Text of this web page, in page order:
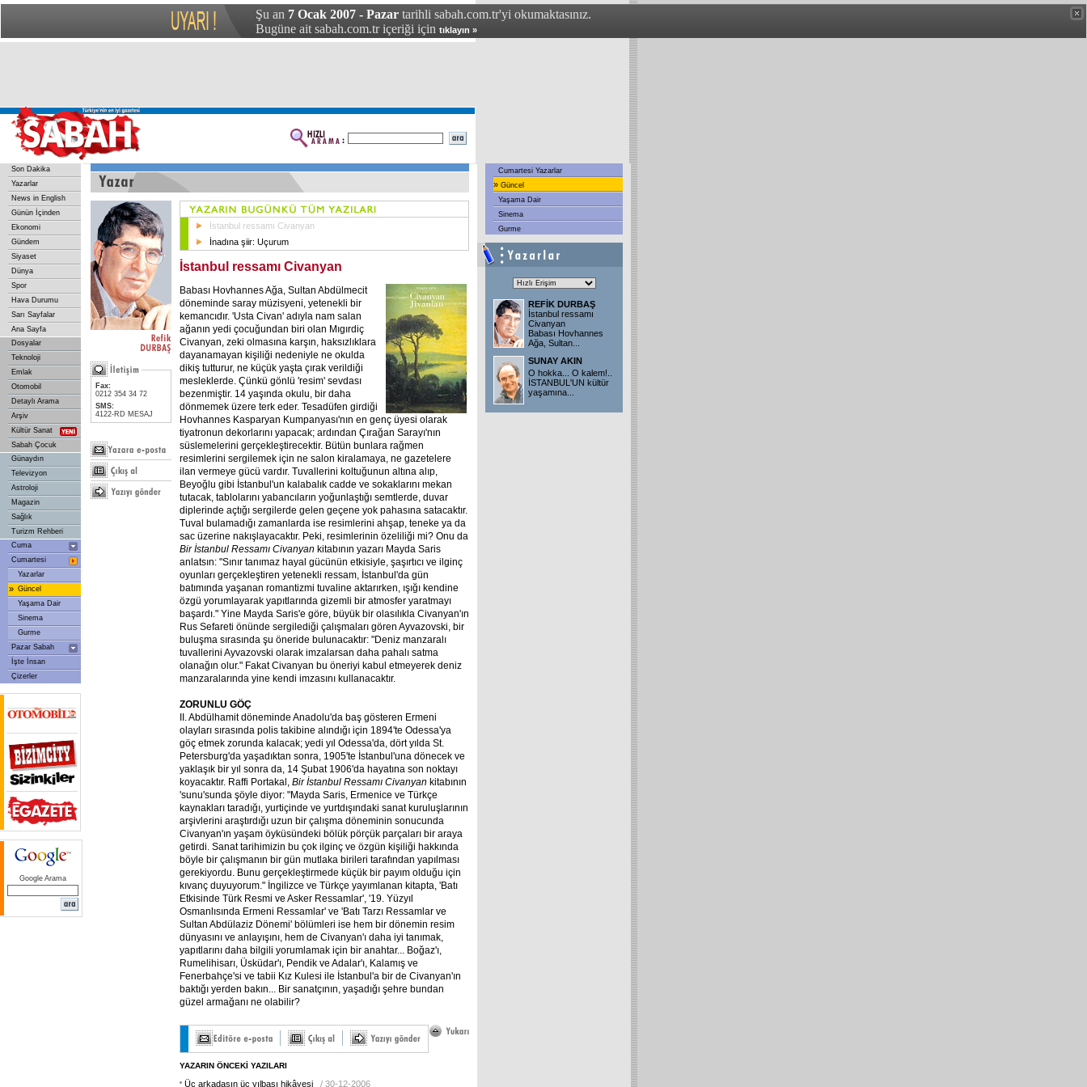
Şu an 7 Ocak 2007 - Pazar tarihli sabah.com.tr'yi okumaktasınız.
Bugüne ait sabah.com.tr içeriği için tıklayın »
Son Dakika
Yazarlar
News in English
Günün İçinden
Ekonomi
Gündem
Siyaset
Dünya
Spor
Hava Durumu
Sarı Sayfalar
Ana Sayfa
Dosyalar
Teknoloji
Emlak
Otomobil
Detaylı Arama
Arşiv
Kültür Sanat
Sabah Çocuk
Günaydın
Televizyon
Astroloji
Magazin
Sağlık
Turizm Rehberi
Cuma
Cumartesi
Yazarlar
» Güncel
Yaşama Dair
Sinema
Gurme
Pazar Sabah
İşte İnsan
Çizerler
Google Arama
Fax:
0212 354 34 72
SMS:
4122-RD MESAJ
İstanbul ressamı Civanyan
İnadına şiir: Uçurum
İstanbul ressamı Civanyan
Babası Hovhannes Ağa, Sultan Abdülmecit
döneminde saray müzisyeni, yetenekli bir
kemancıdır. 'Usta Civan' adıyla nam salan
ağanın yedi çocuğundan biri olan Mıgırdiç
Civanyan, zeki olmasına karşın, haksızlıklara
dayanamayan kişiliği nedeniyle ne okulda
dikiş tutturur, ne küçük yaşta çırak verildiği
mesleklerde. Çünkü gönlü 'resim' sevdası
bezenmiştir. 14 yaşında okulu, bir daha
dönmemek üzere terk eder. Tesadüfen girdiği
Hovhannes Kasparyan Kumpanyası'nın en genç üyesi olarak
tiyatronun dekorlarını yapacak; ardından Çırağan Sarayı'nın
süslemelerini gerçekleştirecektir. Bütün bunlara rağmen
resimlerini sergilemek için ne salon kiralamaya, ne gazetelere
ilan vermeye gücü vardır. Tuvallerini koltuğunun altına alıp,
Beyoğlu gibi İstanbul'un kalabalık cadde ve sokaklarını mekan
tutacak, tablolarını yabancıların yoğunlaştığı semtlerde, duvar
diplerinde açtığı sergilerde gelen geçene yok pahasına satacaktır.
Tuval bulamadığı zamanlarda ise resimlerini ahşap, teneke ya da
sac üzerine nakışlayacaktır. Peki, resimlerinin özeliliği mi? Onu da
Bir İstanbul Ressamı Civanyan kitabının yazarı Mayda Saris
anlatsın: "Sınır tanımaz hayal gücünün etkisiyle, şaşırtıcı ve ilginç
oyunları gerçekleştiren yetenekli ressam, İstanbul'da gün
batımında yaşanan romantizmi tuvaline aktarırken, ışığı kendine
özgü yorumlayarak yapıtlarında gizemli bir atmosfer yaratmayı
başardı." Yine Mayda Saris'e göre, büyük bir olasılıkla Civanyan'ın
Rus Sefareti önünde sergilediği çalışmaları gören Ayvazovski, bir
buluşma sırasında şu öneride bulunacaktır: "Deniz manzaralı
tuvallerini Ayvazovski olarak imzalarsan daha pahalı satma
olanağın olur." Fakat Civanyan bu öneriyi kabul etmeyerek deniz
manzaralarında yine kendi imzasını kullanacaktır.
ZORUNLU GÖÇ
II. Abdülhamit döneminde Anadolu'da baş gösteren Ermeni
olayları sırasında polis takibine alındığı için 1894'te Odessa'ya
göç etmek zorunda kalacak; yedi yıl Odessa'da, dört yılda St.
Petersburg'da yaşadıktan sonra, 1905'te İstanbul'una dönecek ve
yaklaşık bir yıl sonra da, 14 Şubat 1906'da hayatına son noktayı
koyacaktır. Raffi Portakal, Bir İstanbul Ressamı Civanyan kitabının
'sunu'sunda şöyle diyor: "Mayda Saris, Ermenice ve Türkçe
kaynakları taradığı, yurtiçinde ve yurtdışındaki sanat kuruluşlarının
arşivlerini araştırdığı uzun bir çalışma döneminin sonucunda
Civanyan'ın yaşam öyküsündeki bölük pörçük parçaları bir araya
getirdi. Sanat tarihimizin bu çok ilginç ve özgün kişiliği hakkında
böyle bir çalışmanın bir gün mutlaka birileri tarafından yapılması
gerekiyordu. Bunu gerçekleştirmede küçük bir payım olduğu için
kıvanç duyuyorum." İngilizce ve Türkçe yayımlanan kitapta, 'Batı
Etkisinde Türk Resmi ve Asker Ressamlar', '19. Yüzyıl
Osmanlısında Ermeni Ressamlar' ve 'Batı Tarzı Ressamlar ve
Sultan Abdülaziz Dönemi' bölümleri ise hem bir dönemin resim
dünyasını ve anlayışını, hem de Civanyan'ı daha iyi tanımak,
yapıtlarını daha bilgili yorumlamak için bir anahtar... Boğaz'ı,
Rumelihisarı, Üsküdar'ı, Pendik ve Adalar'ı, Kalamış ve
Fenerbahçe'si ve tabii Kız Kulesi ile İstanbul'a bir de Civanyan'ın
baktığı yerden bakın... Bir sanatçının, yaşadığı şehre bundan
güzel armağanı ne olabilir?
YAZARIN ÖNCEKİ YAZILARI
Üç arkadaşın üç yılbaşı hikâyesi / 30-12-2006
Cumartesi Yazarlar
» Güncel
Yaşama Dair
Sinema
Gurme
REFİK DURBAŞ
İstanbul ressamı
Civanyan
Babası Hovhannes
Ağa, Sultan
SUNAY AKIN
O hokka... O kalem!..
İSTANBUL'UN kültür
yaşamına